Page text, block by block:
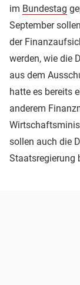
im Bundestag
September
der
werden, wie die
aus dem
hatte es bereits
anderem
sollen auch die
Staatsregierung